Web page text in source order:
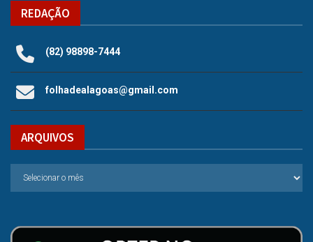
REDAÇÃO
(82) 98898-7444
folhadealagoas@gmail.com
ARQUIVOS